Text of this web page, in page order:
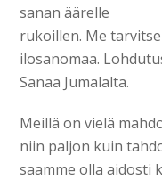
sanan äärelle
rukoillen. Me
ilosanomaa.
Sanaa Jumalalta.
Meillä on vielä
niin paljon kuin
saamme olla aidosti